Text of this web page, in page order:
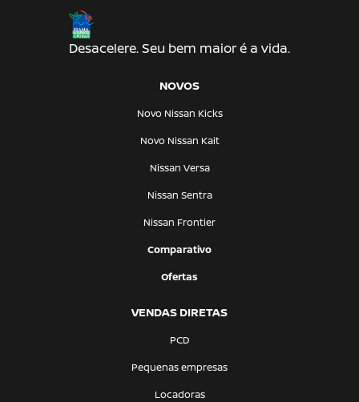
Desacelere. Seu bem maior é a vida.
NOVOS
Novo Nissan Kicks
Novo Nissan Kait
Nissan Versa
Nissan Sentra
Nissan Frontier
Comparativo
Ofertas
VENDAS DIRETAS
PCD
Pequenas empresas
Locadoras